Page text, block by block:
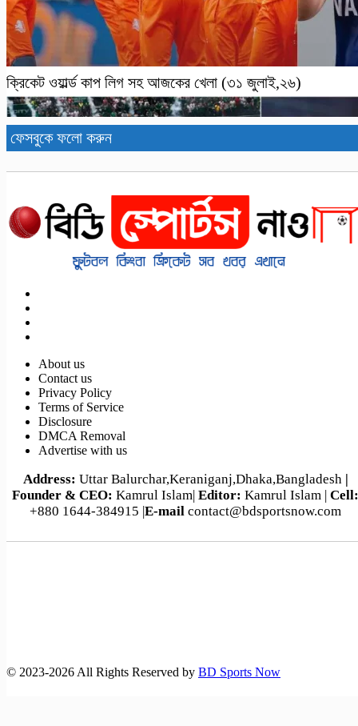
ক্রিকেট ওয়ার্ল্ড কাপ লিগ সহ আজকের খেলা (৩১ জুলাই,২৬)
পর্তুগাল-ক্রোয়েশিয়া বিশ্বকাপ ফুটবল ম্যাচসহ আজকের খেলা (২
জুলাই,২০২৬)
ফেসবুকে ফলো করুন
About us
Contact us
Privacy Policy
Terms of Service
Disclosure
DMCA Removal
Advertise with us
Address: Uttar Balurchar,Keraniganj,Dhaka,Bangladesh |
Founder & CEO: Kamrul Islam| Editor: Kamrul Islam | Cell:
+880 1644-384915 |E-mail contact@bdsportsnow.com
©️ 2023-2026 All Rights Reserved by BD Sports Now